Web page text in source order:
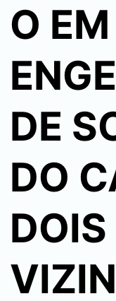
O EM
DE
DO
DOIS